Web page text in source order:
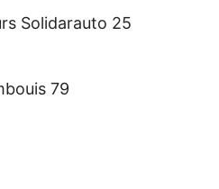
Solidarauto 25
79